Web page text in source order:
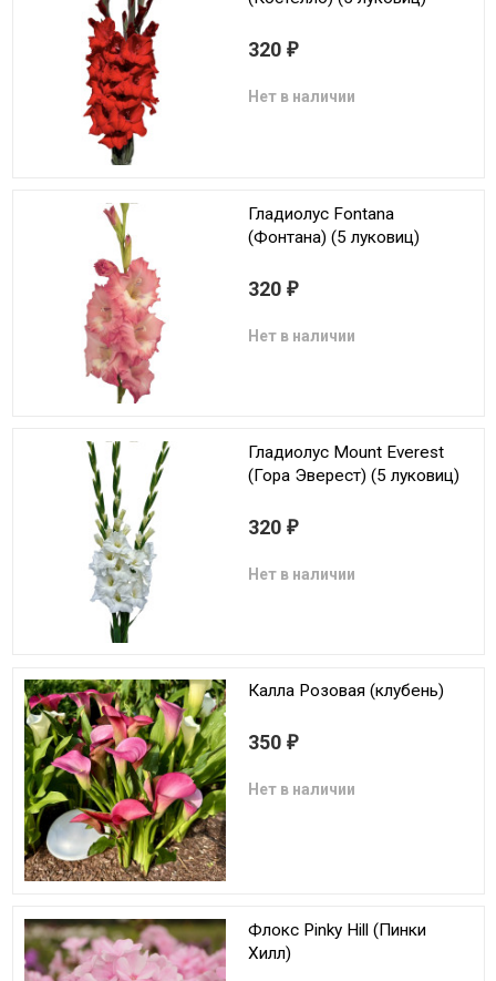
320 ₽
Нет в наличии
Гладиолус Fontana
(Фонтана) (5 луковиц)
320 ₽
Нет в наличии
Гладиолус Mount Everest
(Гора Эверест) (5 луковиц)
320 ₽
Нет в наличии
Калла Розовая (клубень)
350 ₽
Нет в наличии
Флокс Pinky Hill (Пинки
Хилл)